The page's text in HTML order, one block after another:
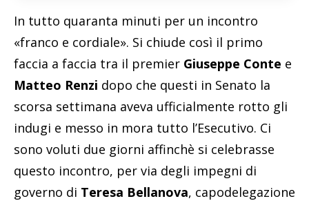
In tutto quaranta minuti per un incontro
«franco e cordiale». Si chiude così il primo
faccia a faccia tra il premier Giuseppe Conte e
Matteo Renzi dopo che questi in Senato la
scorsa settimana aveva ufficialmente rotto gli
indugi e messo in mora tutto l’Esecutivo. Ci
sono voluti due giorni affinchè si celebrasse
questo incontro, per via degli impegni di
governo di Teresa Bellanova, capodelegazione